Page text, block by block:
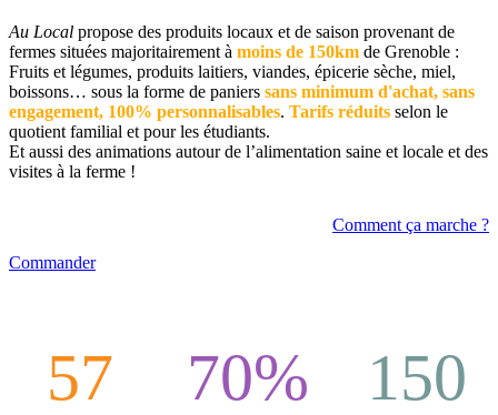
Au Local propose des produits locaux et de saison provenant de
fermes situées majoritairement à moins de 150km de Grenoble :
Fruits et légumes, produits laitiers, viandes, épicerie sèche, miel,
boissons… sous la forme de paniers sans minimum d'achat, sans
engagement, 100% personnalisables. Tarifs réduits selon le
quotient familial et pour les étudiants.
Et aussi des animations autour de l’alimentation saine et locale et des
visites à la ferme !
Comment ça marche ?
Commander
57 70% 150